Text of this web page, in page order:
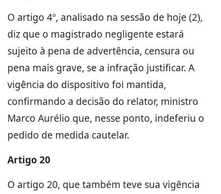
O artigo 4º, analisado na sessão de hoje (2),
diz que o magistrado negligente estará
sujeito à pena de advertência, censura ou
pena mais grave, se a infração justificar. A
vigência do dispositivo foi mantida,
confirmando a decisão do relator, ministro
Marco Aurélio que, nesse ponto, indeferiu o
pedido de medida cautelar.
Artigo 20
O artigo 20, que também teve sua vigência